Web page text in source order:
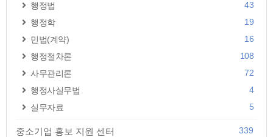
행정법
43
행정학
19
민법(계약)
16
행정절차론
108
사무관리론
72
행정사실무법
4
실무자료
5
중소기업 홍보 지원 센터 339